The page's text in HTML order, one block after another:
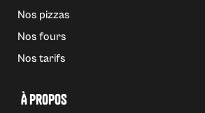
Nos pizzas
Nos fours
Nos tarifs
À propos